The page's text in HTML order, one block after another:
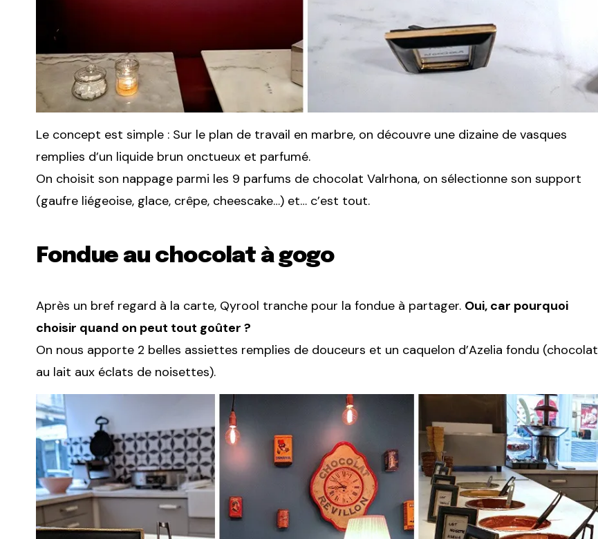
Le concept est simple : Sur le plan de travail en marbre, on découvre une dizaine de vasques
remplies d’un liquide brun onctueux et parfumé.
On choisit son nappage parmi les 9 parfums de chocolat Valrhona, on sélectionne son support
(gaufre liégeoise, glace, crêpe, cheescake…) et… c’est tout.
Fondue au chocolat à gogo
Après un bref regard à la carte, Qyrool tranche pour la fondue à partager. Oui, car pourquoi
choisir quand on peut tout goûter ?
On nous apporte 2 belles assiettes remplies de douceurs et un caquelon d’Azelia fondu (chocolat
au lait aux éclats de noisettes).